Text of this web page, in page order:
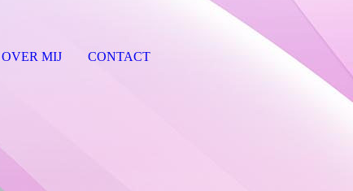
OVER MIJ CONTACT